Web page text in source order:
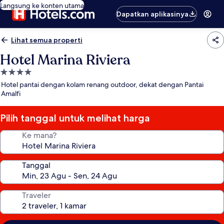
Langsung ke konten utama
Dapatkan aplikasinya
Lihat semua properti
Hotel Marina Riviera
Properti
bintang
4.0
Hotel pantai dengan kolam renang outdoor, dekat dengan Pantai
Amalfi
Pilih tanggal untuk melihat harga
Ke mana?
Tanggal
Traveler